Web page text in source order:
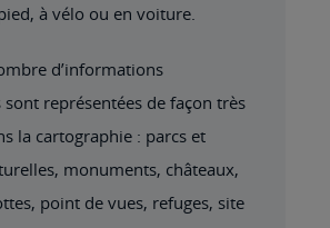
à vélo ou en voiture.
d’informations
représentées de façon très
la cartographie : parcs et
monuments, châteaux,
point de vues, refuges, site